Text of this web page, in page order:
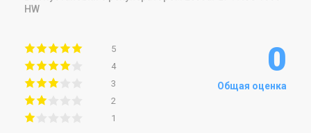
HW
5
4
3
2
1
0
Общая оценка